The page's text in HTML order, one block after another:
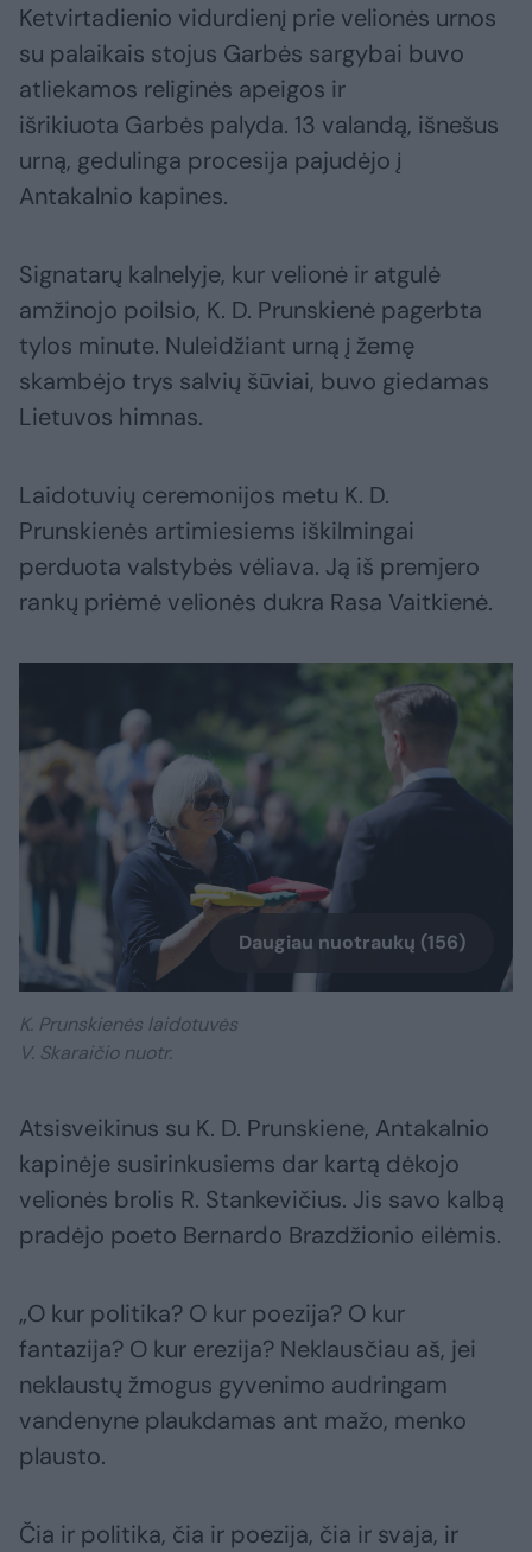
Ketvirtadienio vidurdienį prie velionės urnos
su palaikais stojus Garbės sargybai buvo
atliekamos religinės apeigos ir
išrikiuota Garbės palyda. 13 valandą, išnešus
urną, gedulinga procesija pajudėjo į
Antakalnio kapines.
Signatarų kalnelyje, kur velionė ir atgulė
amžinojo poilsio, K. D. Prunskienė pagerbta
tylos minute. Nuleidžiant urną į žemę
skambėjo trys salvių šūviai, buvo giedamas
Lietuvos himnas.
Laidotuvių ceremonijos metu K. D.
Prunskienės artimiesiems iškilmingai
perduota valstybės vėliava. Ją iš premjero
rankų priėmė velionės dukra Rasa Vaitkienė.
Daugiau nuotraukų (156)
K. Prunskienės laidotuvės
V. Skaraičio nuotr.
Atsisveikinus su K. D. Prunskiene, Antakalnio
kapinėje susirinkusiems dar kartą dėkojo
velionės brolis R. Stankevičius. Jis savo kalbą
pradėjo poeto Bernardo Brazdžionio eilėmis.
„O kur politika? O kur poezija? O kur
fantazija? O kur erezija? Neklausčiau aš, jei
neklaustų žmogus gyvenimo audringam
vandenyne plaukdamas ant mažo, menko
plausto.
Čia ir politika, čia ir poezija, čia ir svaja, ir